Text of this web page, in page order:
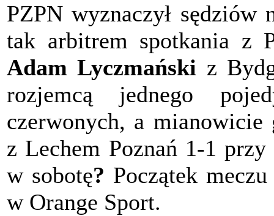
PZPN wyznaczył
tak arbitrem spotkania z
Adam Lyczmański z
rozjemcą jednego
czerwonych, a mianowicie
z Lechem Poznań 1-1
w sobotę? Początek
w Orange Sport.